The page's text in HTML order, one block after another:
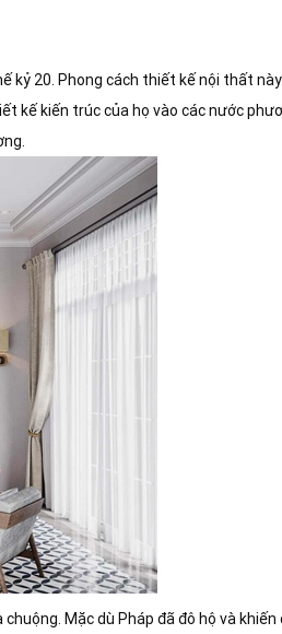
kỷ 20. Phong cách thiết kế nội thất
kế kiến trúc của họ vào các nước
Mặc dù Pháp đã đô hộ và khiến